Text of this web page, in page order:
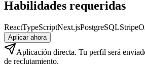
Habilidades requeridas
ReactTypeScriptNext.jsPostgreSQLStripe
Aplicar ahora
Aplicación directa. Tu perfil será
de reclutamiento.